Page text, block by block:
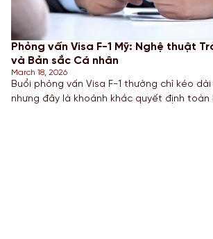
Phỏng vấn Visa F-1 Mỹ: Nghệ thuật
và Bản sắc Cá nhân
March 18, 2026
Buổi phỏng vấn Visa F-1 thường chỉ kéo
nhưng đây là khoảnh khắc quyết định toàn